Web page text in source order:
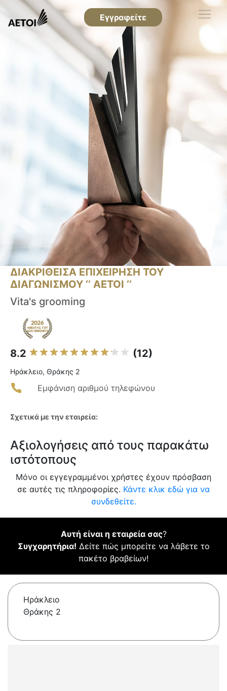
Εγγραφείτε
ΔΙΑΚΡΙΘΕΙΣΑ ΕΠΙΧΕΙΡΗΣΗ ΤΟΥ
ΔΙΑΓΩΝΙΣΜΟΥ ‘’ ΑΕΤΟΙ ‘’
Vita's grooming
8.2 (12)
Ηράκλειο, Θράκης 2
Εμφάνιση αριθμού τηλεφώνου
Σχετικά με την εταιρεία:
Αξιολογήσεις από τους παρακάτω
ιστότοπους
Μόνο οι εγγεγραμμένοι χρήστες έχουν πρόσβαση
σε αυτές τις πληροφορίες. Κάντε κλικ εδώ για να
συνδεθείτε.
Αυτή είναι η εταιρεία σας?
Συγχαρητήρια! Δείτε πώς μπορείτε να λάβετε το
πακέτο βραβείων!
Ηράκλειο
Θράκης 2